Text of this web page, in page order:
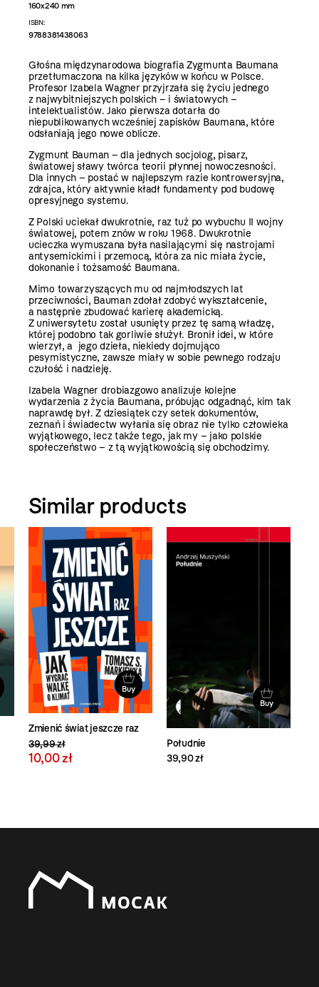
160x240 mm
ISBN:
9788381438063
Głośna międzynarodowa biografia Zygmunta Baumana
przetłumaczona na kilka języków w końcu w Polsce.
Profesor Izabela Wagner przyjrzała się życiu jednego
z najwybitniejszych polskich – i światowych –
intelektualistów. Jako pierwsza dotarła do
niepublikowanych wcześniej zapisków Baumana, które
odsłaniają jego nowe oblicze.
Zygmunt Bauman – dla jednych socjolog, pisarz,
światowej sławy twórca teorii płynnej nowoczesności.
Dla innych – postać w najlepszym razie kontrowersyjna,
zdrajca, który aktywnie kładł fundamenty pod budowę
opresyjnego systemu.
Z Polski uciekał dwukrotnie, raz tuż po wybuchu II wojny
światowej, potem znów w roku 1968. Dwukrotnie
ucieczka wymuszana była nasilającymi się nastrojami
antysemickimi i przemocą, która za nic miała życie,
dokonanie i tożsamość Baumana.
Mimo towarzyszących mu od najmłodszych lat
przeciwności, Bauman zdołał zdobyć wykształcenie,
a następnie zbudować karierę akademicką.
Z uniwersytetu został usunięty przez tę samą władzę,
której podobno tak gorliwie służył. Bronił idei, w które
wierzył, a jego dzieła, niekiedy dojmująco
pesymistyczne, zawsze miały w sobie pewnego rodzaju
czułość i nadzieję.
Izabela Wagner drobiazgowo analizuje kolejne
wydarzenia z życia Baumana, próbując odgadnąć, kim tak
naprawdę był. Z dziesiątek czy setek dokumentów,
zeznań i świadectw wyłania się obraz nie tylko człowieka
wyjątkowego, lecz także tego, jak my – jako polskie
społeczeństwo – z tą wyjątkowością się obchodzimy.
Similar products
Buy
Zmienić świat jeszcze raz
39,99 zł
10,00 zł
Buy
Południe
39,90 zł